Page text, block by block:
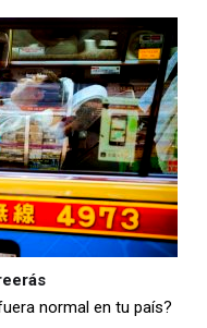
normal en tu país?